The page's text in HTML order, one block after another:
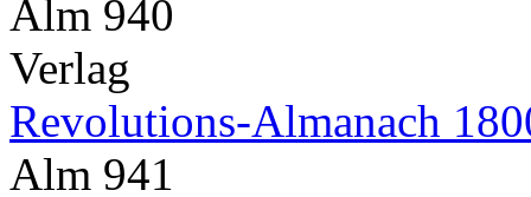
Alm 940
Verlag
Revolutions-Almanach
Alm 941